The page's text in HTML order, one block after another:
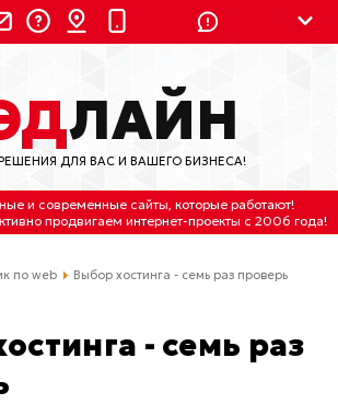
8 (800) 550-9899 (с 2:30 до 11:30 по
Мск)
Бесплатно по России
(4212) 658-653
(4212) 637-673
Отдельный вход \ Левый торец здания
Пн-пт. с 9:30 до 18:30 (по Хбк)
ЛАЙН
ДЛЯ ВАС И ВАШЕГО БИЗНЕСА!
и современные сайты, которые работают!
продвигаем интернет-проекты с 2006 года!
по web Выбор хостинга - семь раз проверь